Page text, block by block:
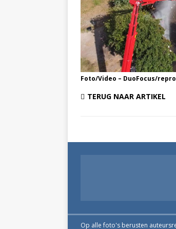
Foto/Video – DuoFocus/
TERUG NAAR ARTIKEL
Op alle foto's berusten